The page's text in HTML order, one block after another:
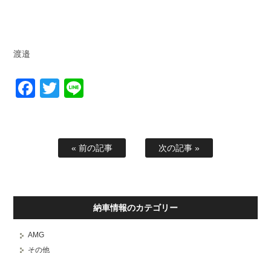
渡邉
Facebook
Twitter
« 前の記事 次の記事 »
納車情報のカテゴリー
AMG
その他